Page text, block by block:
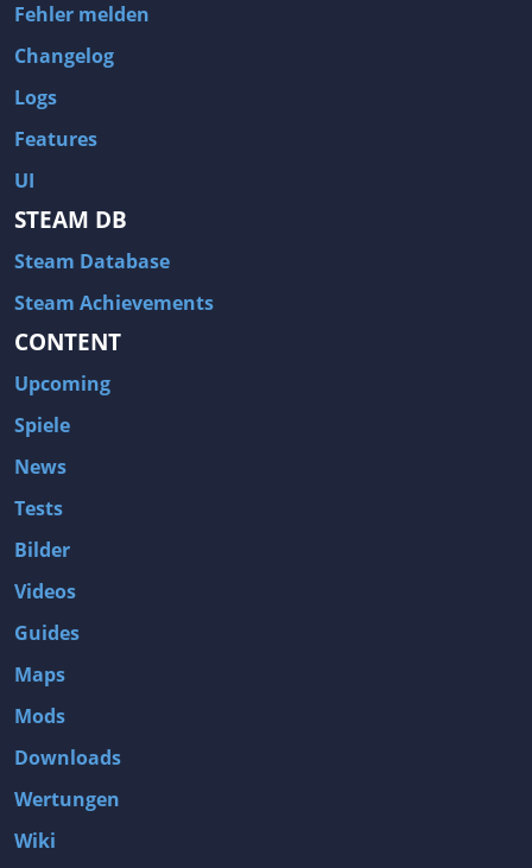
Fehler melden
Changelog
Logs
Features
UI
STEAM DB
Steam Database
Steam Achievements
CONTENT
Upcoming
Spiele
News
Tests
Bilder
Videos
Guides
Maps
Mods
Downloads
Wertungen
Wiki